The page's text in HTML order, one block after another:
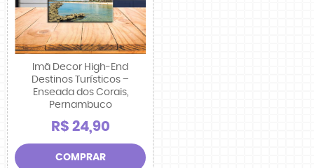
Imã Decor High-End
Destinos Turísticos –
Enseada dos Corais,
Pernambuco
R$ 24,90
COMPRAR